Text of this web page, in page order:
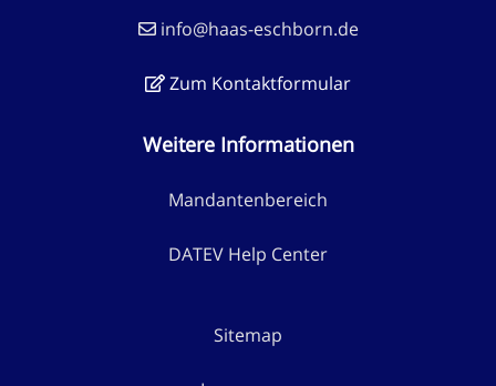
info@haas-eschborn.de
Zum Kontaktformular
Weitere Informationen
Mandantenbereich
DATEV Help Center
Sitemap